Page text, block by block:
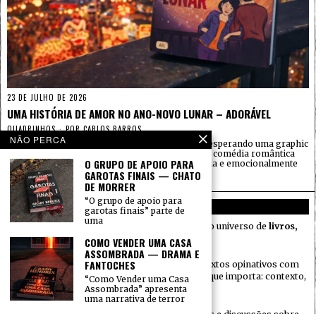
23 DE JULHO DE 2026
UMA HISTÓRIA DE AMOR NO ANO-NOVO LUNAR – ADORÁVEL
QUADRINHOS PORCARLOS BARROS
Li “Uma história de amor no Ano-Novo Lunar” esperando uma graphic
novel juvenil apoiada sobretudo no apelo de uma comédia romântica
sazonal. O que encontrei foi uma obra mais ampla e emocionalmente
mais densa do que essa embalagem sugere.
SOBRE NÓS
Gramatura Alta é um jornal cultural dedicado ao universo de livros,
quadrinhos e mangás.
Desde2015, publicamos resenhas autorais e textos opinativos com
independência editorial, sem perder de vista o que importa: contexto,
leitura atenta e honestidade com o leitor.
NÃO PERCA
O GRUPO DE APOIO PARA
GAROTAS FINAIS — CHATO
DE MORRER
“O grupo de apoio para
garotas finais” parte de
uma
COMO VENDER UMA CASA
ASSOMBRADA — DRAMA E
FANTOCHES
“Como Vender uma Casa
Assombrada” apresenta
uma narrativa de terror